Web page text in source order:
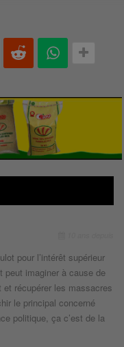
pour l’intérêt supérieur
peut imaginer à cause de
récupérer les massacres
le principal concerné
politique, ça c’est de la